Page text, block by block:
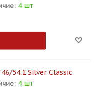
4 шт
54.1 Silver Classic
4 шт